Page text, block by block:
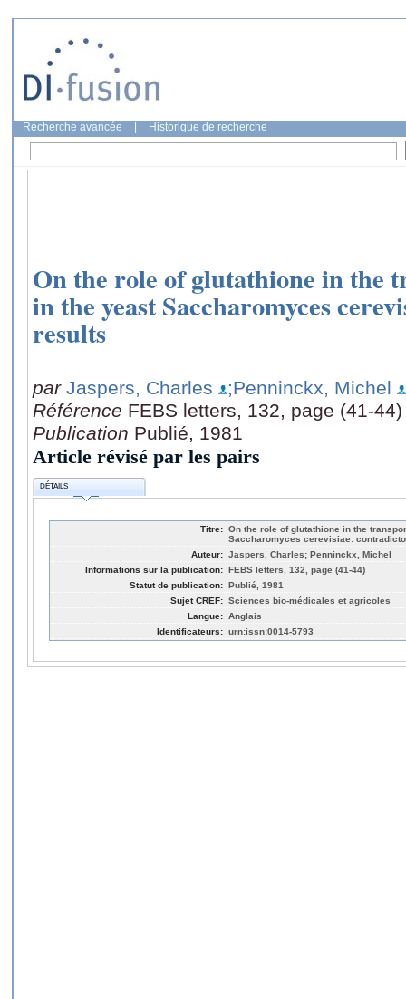
Recherche avancée Historique de recherche
On the role of glutathione in the
in the yeast Saccharomyces
results
par Jaspers, Charles
;Penninckx, Michel
Référence FEBS letters, 132, page (41-44)
Publication Publié, 1981
Article révisé par les pairs
DÉTAILS
Titre: On the role of glutathione in the
Saccharomyces cerevisiae:
Auteur: Jaspers, Charles; Penninckx, Michel
Informations sur la publication: FEBS letters, 132, page (41-44)
Statut de publication: Publié, 1981
Sujet CREF: Sciences bio-médicales et agricoles
Langue: Anglais
Identificateurs: urn:issn:0014-5793